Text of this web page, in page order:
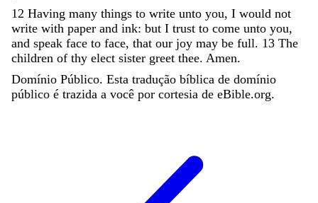
12 Having many things to write unto you, I would not
write with paper and ink: but I trust to come unto you,
and speak face to face, that our joy may be full. 13 The
children of thy elect sister greet thee. Amen.
Domínio Público. Esta tradução bíblica de domínio
público é trazida a você por cortesia de eBible.org.